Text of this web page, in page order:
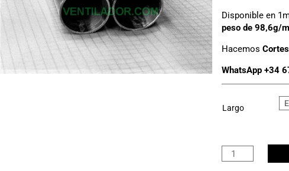
Disponible en
peso de 98,6g/m
Hacemos
WhatsApp +34
Largo
Tubo
Carbono